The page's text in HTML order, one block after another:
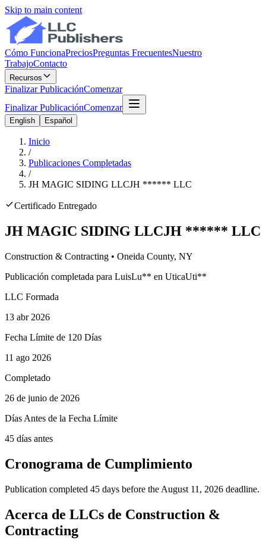
Skip to main content
Cómo FuncionaPreciosPreguntas FrecuentesNuestro
TrabajoContacto
Recursos
Finalizar PublicaciónComenzar
Finalizar PublicaciónComenzar
English Español
Inicio
/
Publicaciones Completadas
/
JH MAGIC SIDING LLCJH ****** LLC
Certificado Entregado
JH MAGIC SIDING LLCJH ****** LLC
Construction & Contracting • Oneida County, NY
Publicación completada para LuisLu** en UticaUti**
LLC Formada
13 abr 2026
Fecha Límite de 120 Días
11 ago 2026
Completado
26 de junio de 2026
Días Antes de la Fecha Límite
45 días antes
Cronograma de Cumplimiento
Publication completed 45 days before the August 11, 2026 deadline.
Acerca de LLCs de Construction &
Contracting